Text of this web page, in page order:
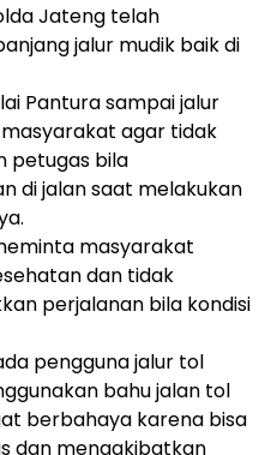
Jateng telah
jalur mudik baik di
Pantura sampai jalur
agar tidak
petugas bila
di jalan saat melakukan
masyarakat
dan tidak
perjalanan bila kondisi
pengguna jalur tol
bahu jalan tol
berbahaya karena bisa
dan mengakibatkan